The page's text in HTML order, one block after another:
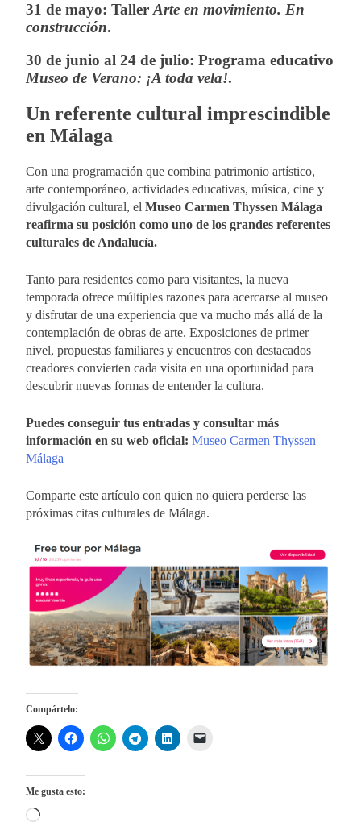
31 de mayo: TallerArte en movimiento. En
construcción.
30 de junio al 24 de julio: Programa educativo
Museo de Verano: ¡A toda vela!.
Un referente cultural imprescindible
en Málaga
Con una programación que combina patrimonio artístico,
arte contemporáneo, actividades educativas, música, cine y
divulgación cultural, el Museo Carmen Thyssen Málaga
reafirma su posición como uno de los grandes referentes
culturales de Andalucía.
Tanto para residentes como para visitantes, la nueva
temporada ofrece múltiples razones para acercarse al museo
y disfrutar de una experiencia que va mucho más allá de la
contemplación de obras de arte. Exposiciones de primer
nivel, propuestas familiares y encuentros con destacados
creadores convierten cada visita en una oportunidad para
descubrir nuevas formas de entender la cultura.
Puedes conseguir tus entradas y consultar más
información en su web oficial: Museo Carmen Thyssen
Málaga
Comparte este artículo con quien no quiera perderse las
próximas citas culturales de Málaga.
Compártelo:
Me gusta esto:
Cargando...